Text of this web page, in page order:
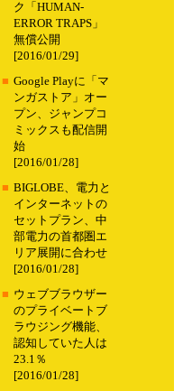
ク「HUMAN-
ERROR TRAPS」
無償公開
[2016/01/29]
■ Google Playに「マ
ンガストア」オー
プン、ジャンプコ
ミックスも配信開
始
[2016/01/28]
■ BIGLOBE、電力と
インターネットの
セットプラン、中
部電力の首都圏エ
リア展開に合わせ
[2016/01/28]
■ ウェブブラウザー
のプライベートブ
ラウジング機能、
認知していた人は
23.1％
[2016/01/28]